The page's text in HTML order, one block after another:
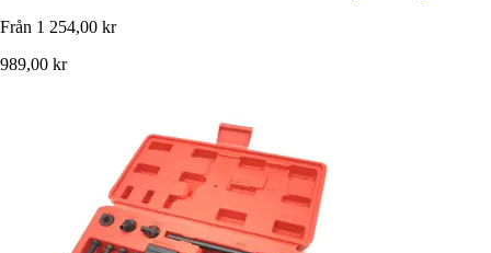
Från 1 254,00 kr
989,00 kr